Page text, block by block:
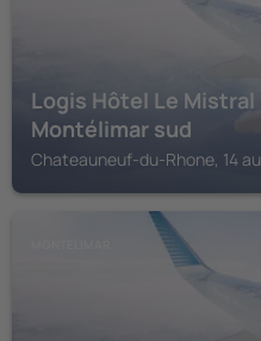
Logis Hôtel Le Mistral
Montélimar sud
Chateauneuf-du-Rhone, 14